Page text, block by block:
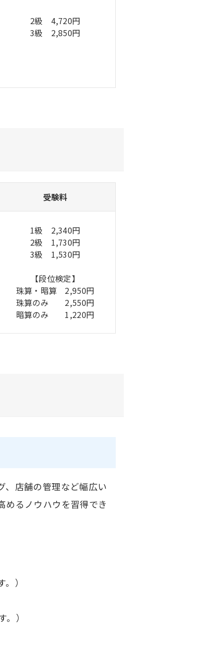
2級 4,720円
3級 2,850円
受験料
1級 2,340円
2級 1,730円
3級 1,530円
【段位検定】
珠算・暗算 2,950円
珠算のみ 2,550円
暗算のみ 1,220円
、店舗の管理など幅広い
めるノウハウを習得でき
）
）